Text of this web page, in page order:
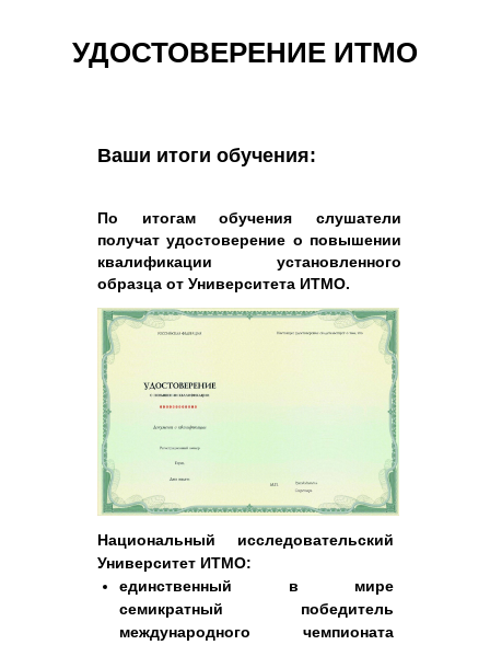
УДОСТОВЕРЕНИЕ ИТМО
Ваши итоги обучения:
По итогам обучения слушатели
получат удостоверение о повышении
квалификации установленного
образца от Университета ИТМО.
Национальный исследовательский
Университет ИТМО:
единственный в мире
семикратный победитель
международного чемпионата